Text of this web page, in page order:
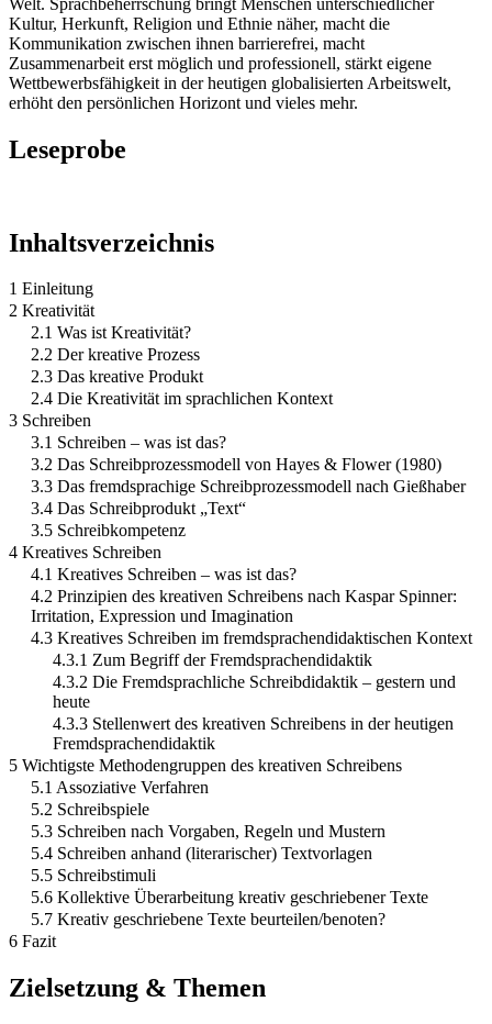
Kultur, Herkunft, Religion und Ethnie näher, macht die
Kommunikation zwischen ihnen barrierefrei, macht
Zusammenarbeit erst möglich und professionell, stärkt eigene
Wettbewerbsfähigkeit in der heutigen globalisierten Arbeitswelt,
erhöht den persönlichen Horizont und vieles mehr.
Leseprobe
Inhaltsverzeichnis
1 Einleitung
2 Kreativität
2.1 Was ist Kreativität?
2.2 Der kreative Prozess
2.3 Das kreative Produkt
2.4 Die Kreativität im sprachlichen Kontext
3 Schreiben
3.1 Schreiben – was ist das?
3.2 Das Schreibprozessmodell von Hayes & Flower (1980)
3.3 Das fremdsprachige Schreibprozessmodell nach Gießhaber
3.4 Das Schreibprodukt „Text“
3.5 Schreibkompetenz
4 Kreatives Schreiben
4.1 Kreatives Schreiben – was ist das?
4.2 Prinzipien des kreativen Schreibens nach Kaspar Spinner:
Irritation, Expression und Imagination
4.3 Kreatives Schreiben im fremdsprachendidaktischen Kontext
4.3.1 Zum Begriff der Fremdsprachendidaktik
4.3.2 Die Fremdsprachliche Schreibdidaktik – gestern und
heute
4.3.3 Stellenwert des kreativen Schreibens in der heutigen
Fremdsprachendidaktik
5 Wichtigste Methodengruppen des kreativen Schreibens
5.1 Assoziative Verfahren
5.2 Schreibspiele
5.3 Schreiben nach Vorgaben, Regeln und Mustern
5.4 Schreiben anhand (literarischer) Textvorlagen
5.5 Schreibstimuli
5.6 Kollektive Überarbeitung kreativ geschriebener Texte
5.7 Kreativ geschriebene Texte beurteilen/benoten?
6 Fazit
Zielsetzung & Themen